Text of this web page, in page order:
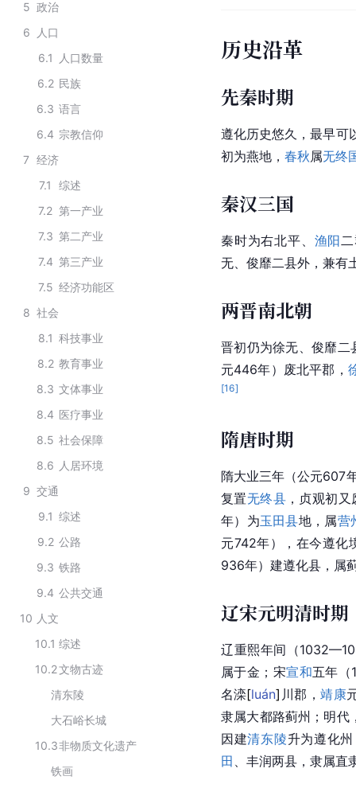
5 政治
6
人口
6.1
人口数量
6.2 民族
6.3 语言
6.4 宗教信仰
7 经济
7.1
综述
7.2 第一产业
7.3 第二产业
7.4 第三产业
7.5 经济功能区
8 社会
8.1 科技事业
8.2 教育事业
8.3 文体事业
8.4 医疗事业
8.5 社会保障
8.6 人居环境
9 交通
9.1 综述
9.2 公路
9.3 铁路
9.4 公共交通
10 人文
10.1 综述
10.2文物古迹
清东陵
大石峪长城
10.3非物质文化遗产
铁画
历史沿革
先秦时期
遵化历史悠久，最早可
初为燕地， 春秋属无终
秦汉三国
秦时为右北平、 渔阳
无、俊靡二县外，兼有
两晋南北朝
晋初仍为徐无、俊靡
元446年）废北平郡，
[16]
隋唐时期
隋大业三年（公元607
复置无终县， 贞观初又
年）为玉田县地，属营
元742年），在今遵化
936年）建遵化县，属
辽宋元明清时期
辽重熙年间（
属于金；宋宣和五年（
名滦[luán] 川郡，靖康
隶属大都路蓟州；明代
因建清东陵升为遵化
田 、丰润两县，隶属直